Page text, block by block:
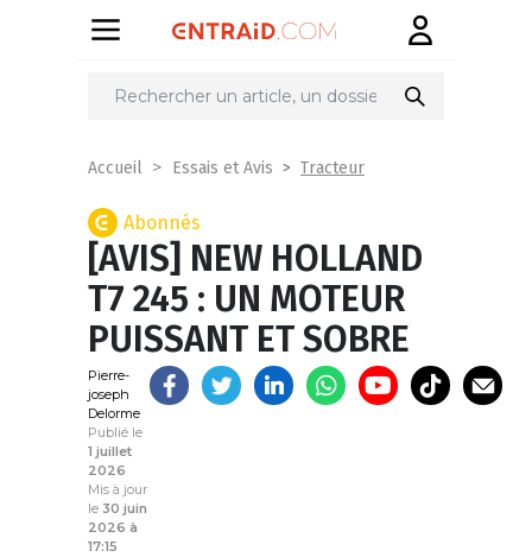
Partager
Accueil Essais et Avis Tracteur
Abonnés
[AVIS] NEW HOLLAND
T7 245 : UN MOTEUR
PUISSANT ET SOBRE
Pierre-
joseph
Delorme
Publié le
1 juillet
2026
Mis à jour
le 30 juin
2026 à
17:15